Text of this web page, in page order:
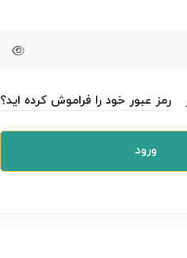
رمز عبور خود را فراموش کرده اید؟
ورود